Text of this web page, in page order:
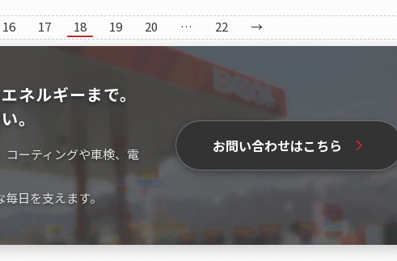
16 17 18 19 20 … 22 →
ネルギーまで。
。
コーティングや車検、電
毎日を支えます。
お問い合わせはこちら